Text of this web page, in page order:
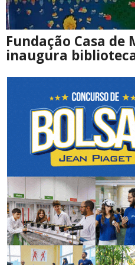
Fundação Casa de
inaugura